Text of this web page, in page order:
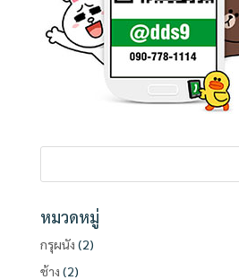
หมวดหมู่
กรุผนัง (2)
ช้าง (2)